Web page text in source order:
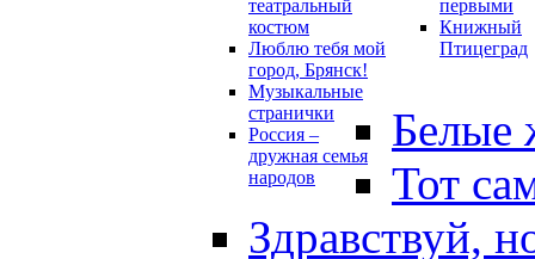
театральный
костюм
Люблю тебя мой
город, Брянск!
Музыкальные
странички
Россия –
дружная семья
народов
первыми
Книжный
Птицеград
Белые
Тот
Здравствуй,